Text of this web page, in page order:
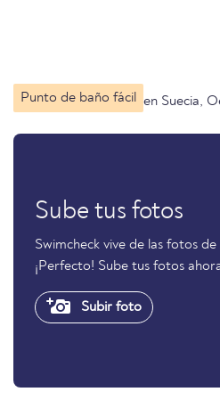
Punto de baño fácil en Suecia,
Sube tus fotos
Swimcheck vive de las fotos
¡Perfecto! Sube tus fotos
Subir foto